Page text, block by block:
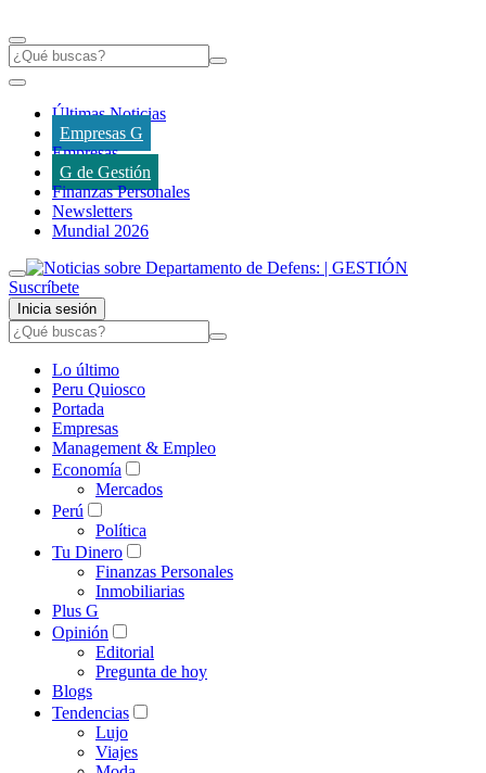
Últimas Noticias
Empresas G
Empresas
G de Gestión
Finanzas Personales
Newsletters
Mundial 2026
Suscríbete
Inicia sesión
Lo último
Peru Quiosco
Portada
Empresas
Management & Empleo
Economía
Mercados
Perú
Política
Tu Dinero
Finanzas Personales
Inmobiliarias
Plus G
Opinión
Editorial
Pregunta de hoy
Blogs
Tendencias
Lujo
Viajes